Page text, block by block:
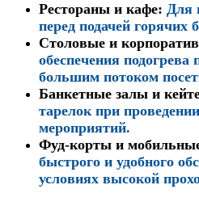
Рестораны и кафе: Для
перед подачей горячих
Столовые и
обеспечения подогрева
большим потоком
Банкетные залы и
тарелок при
мероприятий.
Фуд-корты и
быстрого и удобного
условиях высокой